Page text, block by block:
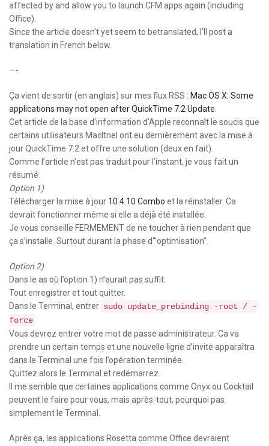
affected by and allow you to launch CFM apps again (including
Office).
Since the article doesn’t yet seem to betranslated, I’ll post a
translation in French below.
—-
Ça vient de sortir (en anglais) sur mes flux RSS : Mac OS X: Some
applications may not open after QuickTime 7.2 Update
Cet article de la base d’information d’Apple reconnaît le soucis que
certains utilisateurs MacItnel ont eu dernièrement avec la mise à
jour QuickTime 7.2 et offre une solution (deux en fait).
Comme l’article n’est pas traduit pour l’instant, je vous fait un
résumé:
Option 1)
Télécharger la mise à jour 10.4.10 Combo et la réinstaller. Ca
devrait fonctionner même si elle a déjà été installée.
Je vous conseille FERMEMENT de ne toucher à rien pendant que
ça s’installe. Surtout durant la phase d'”optimisation”.
Option 2)
Dans le as où l’option 1) n’aurait pas suffit:
Tout enregistrer et tout quitter.
Dans le Terminal, entrer sudo update_prebinding -root / -
force
Vous devrez entrer votre mot de passe administrateur. Ca va
prendre un certain temps et une nouvelle ligne d’invite apparaîtra
dans le Terminal une fois l’opération terminée.
Quittez alors le Terminal et redémarrez.
Il me semble que certaines applications comme Onyx ou Cocktail
peuvent le faire pour vous, mais après-tout, pourquoi pas
simplement le Terminal.
Après ça, les applications Rosetta comme Office devraient